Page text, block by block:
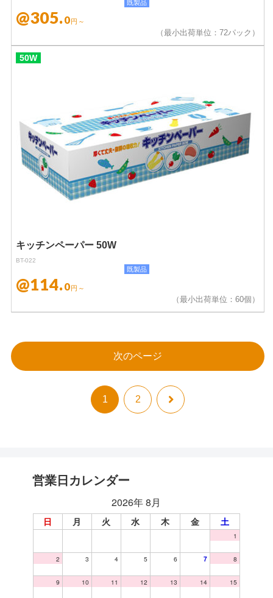
既製品
@305.0円～
（最小出荷単位：72パック）
50W
キッチンペーパー 50W
BT-022
既製品
@114.0円～
（最小出荷単位：60個）
次のページ
1 2 次
営業日カレンダー
2026年 8月
日 月 火 水 木 金 土
1
2 3 4 5 6 7 8
9 10 11 12 13 14 15